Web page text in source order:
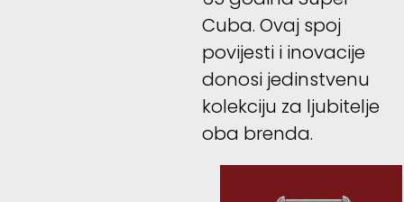
Cuba. Ovaj spoj
povijesti i inovacije
donosi jedinstvenu
kolekciju za ljubitelje
oba brenda.